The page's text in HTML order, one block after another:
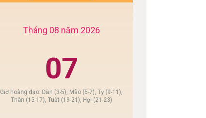
Tháng 08 năm 2026
07
Giờ hoàng đạo: Dần (3-5), Mão (5-7), Tỵ (9-11),
Thân (15-17), Tuất (19-21), Hợi (21-23)